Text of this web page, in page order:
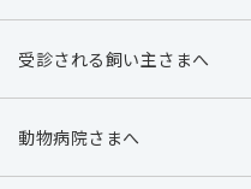
受診される飼い主さまへ
動物病院さまへ